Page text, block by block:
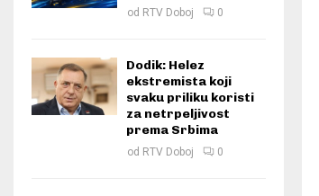
od RTV Doboj 0
Dodik: Helez
ekstremista koji
svaku priliku koristi
za netrpeljivost
prema Srbima
od RTV Doboj 0